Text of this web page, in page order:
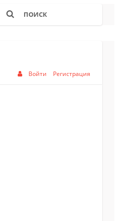
ПОИСК
Войти Регистрация